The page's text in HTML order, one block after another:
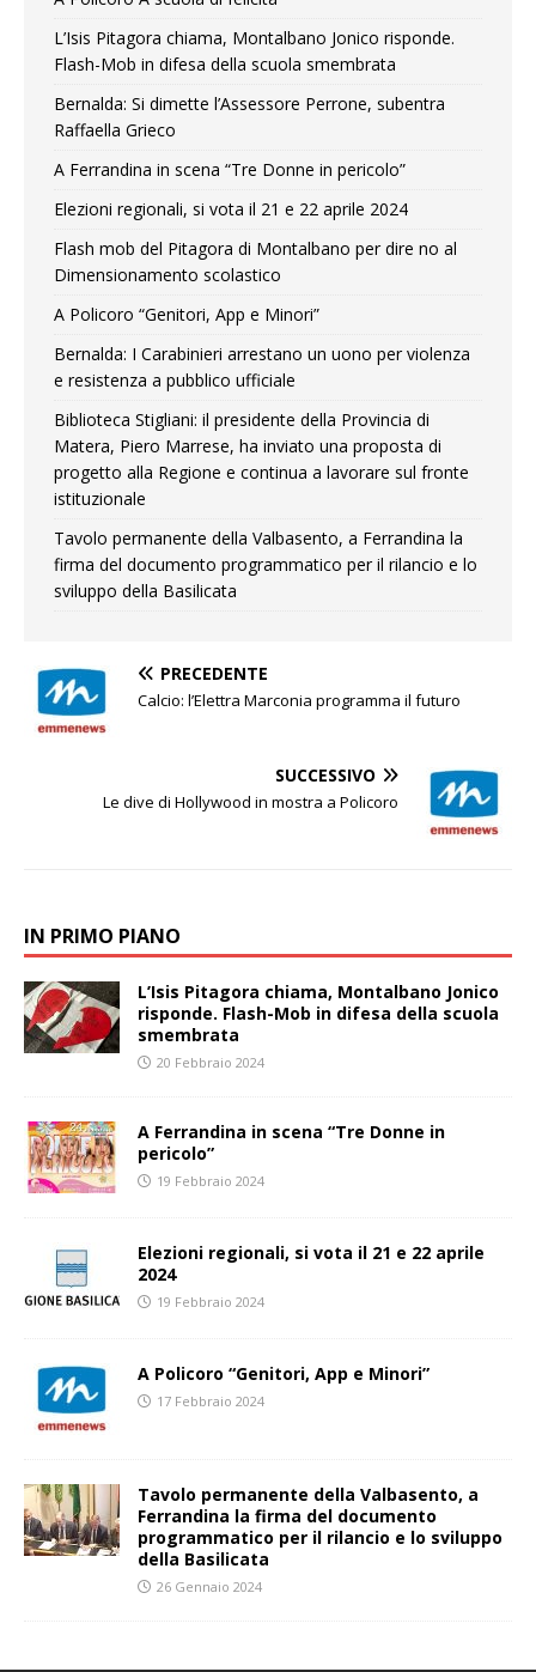
L’Isis Pitagora chiama, Montalbano Jonico risponde.
Flash-Mob in difesa della scuola smembrata
Bernalda: Si dimette l’Assessore Perrone, subentra
Raffaella Grieco
A Ferrandina in scena “Tre Donne in pericolo”
Elezioni regionali, si vota il 21 e 22 aprile 2024
Flash mob del Pitagora di Montalbano per dire no al
Dimensionamento scolastico
A Policoro “Genitori, App e Minori”
Bernalda: I Carabinieri arrestano un uono per violenza
e resistenza a pubblico ufficiale
Biblioteca Stigliani: il presidente della Provincia di
Matera, Piero Marrese, ha inviato una proposta di
progetto alla Regione e continua a lavorare sul fronte
istituzionale
Tavolo permanente della Valbasento, a Ferrandina la
firma del documento programmatico per il rilancio e lo
sviluppo della Basilicata
PRECEDENTE
Calcio: l’Elettra Marconia programma il futuro
SUCCESSIVO
Le dive di Hollywood in mostra a Policoro
IN PRIMO PIANO
L’Isis Pitagora chiama, Montalbano Jonico
risponde. Flash-Mob in difesa della scuola
smembrata
20 Febbraio 2024
A Ferrandina in scena “Tre Donne in
pericolo”
19 Febbraio 2024
Elezioni regionali, si vota il 21 e 22 aprile
2024
19 Febbraio 2024
A Policoro “Genitori, App e Minori”
17 Febbraio 2024
Tavolo permanente della Valbasento, a
Ferrandina la firma del documento
programmatico per il rilancio e lo sviluppo
della Basilicata
26 Gennaio 2024